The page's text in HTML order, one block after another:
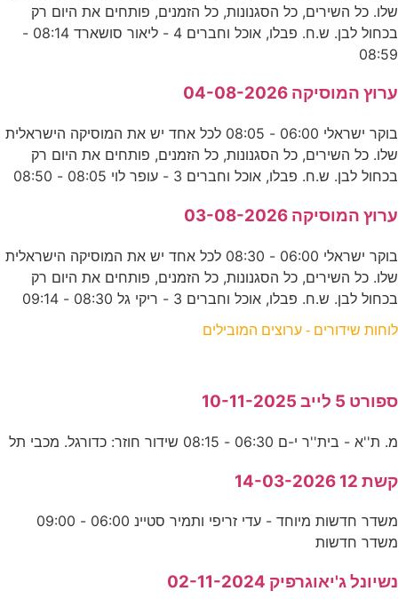
שלו. כל השירים, כל הסגנונות, כל הזמנים, פותחים את היום רק
בכחול לבן. ש.ח. פבלו, אוכל וחברים 4 - ליאור סושארד 08:14 -
08:59
ערוץ המוסיקה 04-08-2026
בוקר ישראלי 06:00 - 08:05 לכל אחד יש את המוסיקה הישראלית
שלו. כל השירים, כל הסגנונות, כל הזמנים, פותחים את היום רק
בכחול לבן. ש.ח. פבלו, אוכל וחברים 3 - עופר לוי 08:05 - 08:50
ערוץ המוסיקה 03-08-2026
בוקר ישראלי 06:00 - 08:30 לכל אחד יש את המוסיקה הישראלית
שלו. כל השירים, כל הסגנונות, כל הזמנים, פותחים את היום רק
בכחול לבן. ש.ח. פבלו, אוכל וחברים 3 - ריקי גל 08:30 - 09:14
לוחות שידורים - ערוצים המובילים
ספורט 5 לייב 10-11-2025
מ. ת''א - בית''ר י-ם 06:30 - 08:15 שידור חוזר: כדורגל. מכבי תל
קשת 12 14-03-2026
משדר חדשות מיוחד - עדי זריפי ותמיר סטיינ 06:00 - 09:00
משדר חדשות
נשיונל ג'יאוגרפיק 02-11-2024